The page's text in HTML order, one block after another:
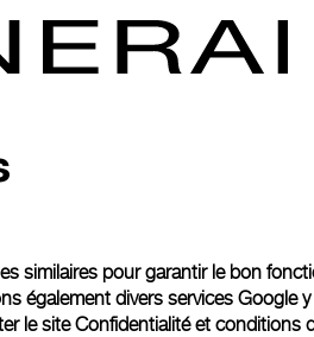
Panerai annonce l’ouverture d’une
au sud de Kowloon.
de gamme font de
un environnement luxueux et
Panerai est la cinquième à
première boutique asiatique de
similaires pour garantir le bon
également divers services Google
lesite Confidentialité et conditions